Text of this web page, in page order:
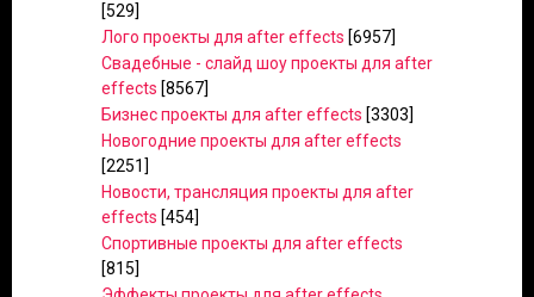
[529]
Лого проекты для after effects [6957]
Свадебные - слайд шоу проекты для after
effects [8567]
Бизнес проекты для after effects [3303]
Новогодние проекты для after effects
[2251]
Новости, трансляция проекты для after
effects [454]
Спортивные проекты для after effects
[815]